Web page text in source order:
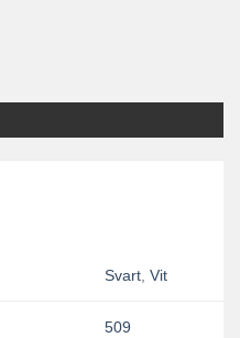
Svart ,Vit
509